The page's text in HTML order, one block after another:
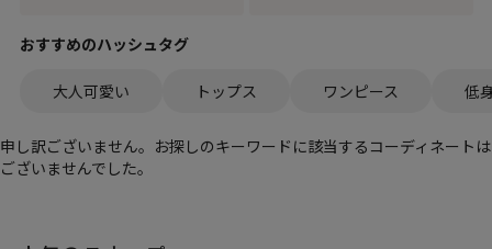
おすすめのハッシュタグ
大人可愛い トップス ワンピース 低
申し訳ございません。お探しのキーワードに該当するコーディネートは
ございませんでした。